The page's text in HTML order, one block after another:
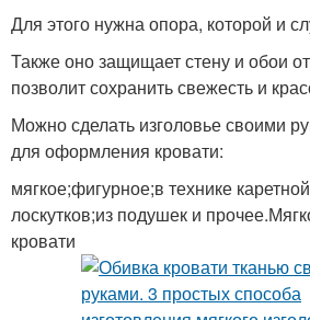
Для этого нужна опора, которой и
Также оно защищает стену и обои
позволит сохранить свежесть и
Можно сделать изголовье своими
для оформления кровати:
мягкое;фигурное;в технике
лоскутков;из подушек и
кровати